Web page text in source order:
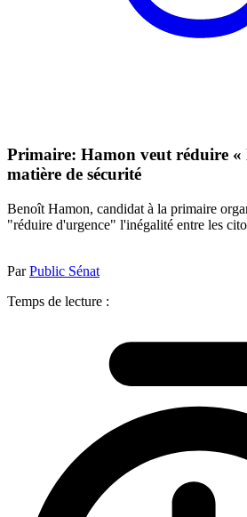
Primaire: Hamon veut réduire «
matière de sécurité
Benoît Hamon, candidat à la primaire
"réduire d'urgence" l'inégalité entre les
ParPublic Sénat
Temps de lecture :